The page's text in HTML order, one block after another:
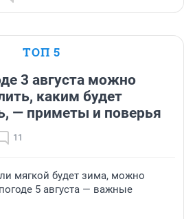
ТОП 5
3 августа можно
каким будет
— приметы и поверья
11
мягкой будет зима, можно
5 августа — важные